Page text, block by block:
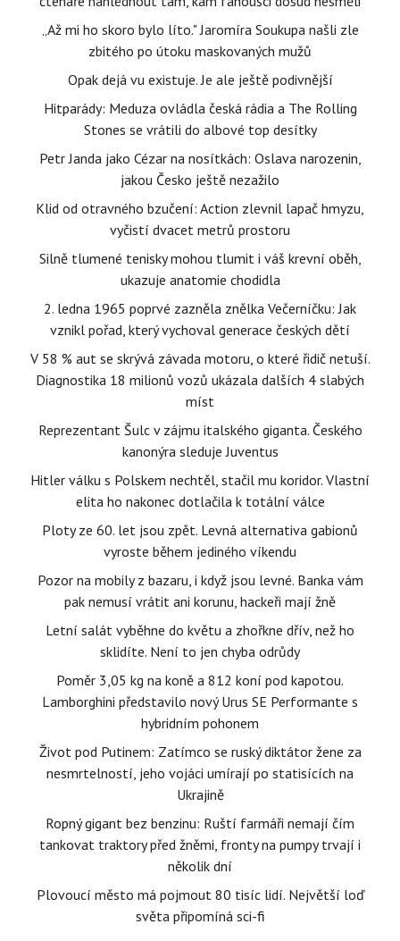
„Až mi ho skoro bylo líto." Jaromíra Soukupa našli zle
zbitého po útoku maskovaných mužů
Opak dejá vu existuje. Je ale ještě podivnější
Hitparády: Meduza ovládla česká rádia a The Rolling
Stones se vrátili do albové top desítky
Petr Janda jako Cézar na nosítkách: Oslava narozenin,
jakou Česko ještě nezažilo
Klid od otravného bzučení: Action zlevnil lapač hmyzu,
vyčistí dvacet metrů prostoru
Silně tlumené tenisky mohou tlumit i váš krevní oběh,
ukazuje anatomie chodidla
2. ledna 1965 poprvé zazněla znělka Večerníčku: Jak
vznikl pořad, který vychoval generace českých dětí
V 58 % aut se skrývá závada motoru, o které řidič netuší.
Diagnostika 18 milionů vozů ukázala dalších 4 slabých
míst
Reprezentant Šulc v zájmu italského giganta. Českého
kanonýra sleduje Juventus
Hitler válku s Polskem nechtěl, stačil mu koridor. Vlastní
elita ho nakonec dotlačila k totální válce
Ploty ze 60. let jsou zpět. Levná alternativa gabionů
vyroste během jediného víkendu
Pozor na mobily z bazaru, i když jsou levné. Banka vám
pak nemusí vrátit ani korunu, hackeři mají žně
Letní salát vyběhne do květu a zhořkne dřív, než ho
sklidíte. Není to jen chyba odrůdy
Poměr 3,05 kg na koně a 812 koní pod kapotou.
Lamborghini představilo nový Urus SE Performante s
hybridním pohonem
Život pod Putinem: Zatímco se ruský diktátor žene za
nesmrtelností, jeho vojáci umírají po statisících na
Ukrajině
Ropný gigant bez benzinu: Ruští farmáři nemají čím
tankovat traktory před žněmi, fronty na pumpy trvají i
několik dní
Plovoucí město má pojmout 80 tisíc lidí. Největší loď
světa připomíná sci-fi